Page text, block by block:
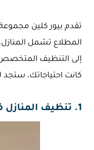
تقدم بيور كلين
المطلاع تشمل
إلى التنظيف
كانت احتياجاتك، ستجد
1. تنظيف المنازل في المطلاع